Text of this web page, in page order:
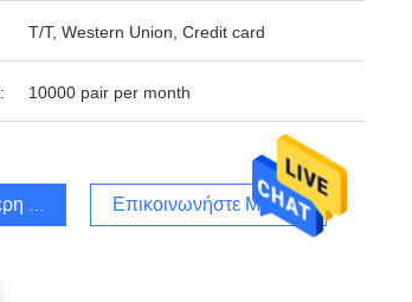
T/T, Western Union, Credit card
10000 pair per month
Τιμή Επικοινωνήστε Μαζί Μας